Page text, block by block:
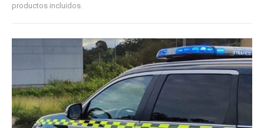
productos incluidos.